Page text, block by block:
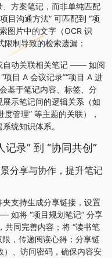
方案笔记，而非单纯匹配
目沟通方法” 可匹配到 “项
图片中的文字（OCR 识
制导致的检索遗漏；
自动关联相关笔记 —— 如阅
项目 A 会议记录”“项目 A 进
基于笔记内容、标签、分
示笔记间的逻辑关系（如
度管理” 等主题的关联），
统知识体系。
录” 到 “协同共创”
分享与协作，提升笔记
夹支持生成分享链接，设置
如将 “项目规划笔记” 分享
共同完善内容；将 “读书笔
限，传递阅读心得；分享链
）、访问密码，确保内容安